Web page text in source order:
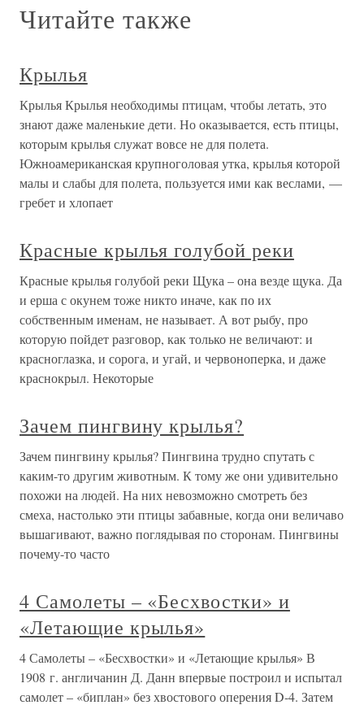
Читайте также
Крылья
Крылья Крылья необходимы птицам, чтобы летать, это
знают даже маленькие дети. Но оказывается, есть птицы,
которым крылья служат вовсе не для полета.
Южноамериканская крупноголовая утка, крылья которой
малы и слабы для полета, пользуется ими как веслами, —
гребет и хлопает
Красные крылья голубой реки
Красные крылья голубой реки Щука – она везде щука. Да
и ерша с окунем тоже никто иначе, как по их
собственным именам, не называет. А вот рыбу, про
которую пойдет разговор, как только не величают: и
красноглазка, и сорога, и угай, и червоноперка, и даже
краснокрыл. Некоторые
Зачем пингвину крылья?
Зачем пингвину крылья? Пингвина трудно спутать с
каким-то другим животным. К тому же они удивительно
похожи на людей. На них невозможно смотреть без
смеха, настолько эти птицы забавные, когда они величаво
вышагивают, важно поглядывая по сторонам. Пингвины
почему-то часто
4 Самолеты – «Бесхвостки» и
«Летающие крылья»
4 Самолеты – «Бесхвостки» и «Летающие крылья» В
1908 г. англичанин Д. Данн впервые построил и испытал
самолет – «биплан» без хвостового оперения D-4. Затем